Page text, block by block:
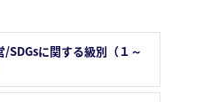
/SDGsに関する級別（１～